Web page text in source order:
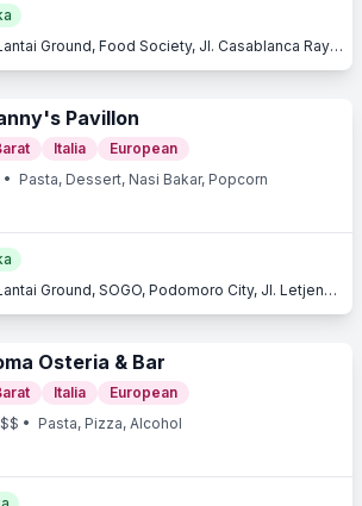
Kota Kasablanka, Lantai Ground, Food Society, Jl. Casablanca Raya, Tebet, Jakarta Selatan, Jakarta
Pavillon
Italia
European
• Pasta, Dessert, Nasi Bakar, Popcorn
Central Park Mall, Lantai Ground, SOGO, Podomoro City, Jl. Letjend. S. Parman Kav. 28, Slipi, Jakarta Barat, Jakarta
Osteria & Bar
Italia
European
• Pasta, Pizza, Alcohol